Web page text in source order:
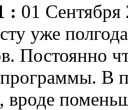
: 01
уже
Постоянно
программы. В
вроде